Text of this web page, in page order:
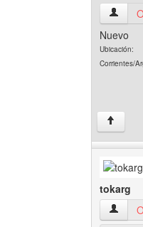
Nuevo
Ubicación:
Corrientes/
↑
tokarg
tokarg